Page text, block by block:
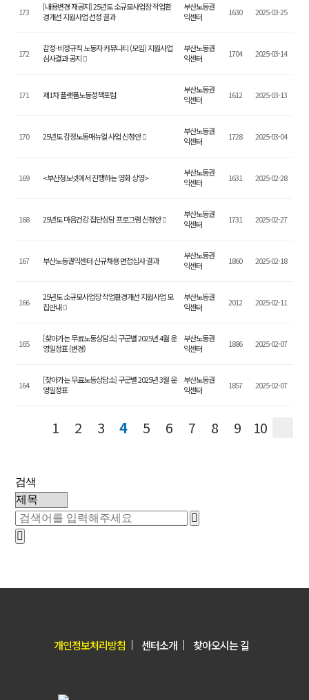
173
[내용변경 재공지] 25년도 소규모사업장 작업환
경개선 지원사업 선정 결과
부산노동권
익센터
1630 2025-03-25
172
감정-비정규직 노동자 커뮤니티 (모임) 지원사업
심사결과 공지
부산노동권
익센터
1704 2025-03-14
171 제1차 플랫폼노동정책포럼
부산노동권
익센터
1612 2025-03-13
170 25년도 감정노동매뉴얼 사업 신청안
부산노동권
익센터
1728 2025-03-04
169 <부산청노넷에서 진행하는 영화 상영>
부산노동권
익센터
1631 2025-02-28
168 25년도 마음건강 집단상담 프로그램 신청안
부산노동권
익센터
1731 2025-02-27
167 부산노동권익센터 신규채용 면접심사 결과
부산노동권
익센터
1860 2025-02-18
166
25년도 소규모사업장 작업환경개선 지원사업 모
집안내
부산노동권
익센터
2012 2025-02-11
165
[찾아가는 무료노동상담소] 구군별 2025년 4월 운
영일정표 (변경)
부산노동권
익센터
1886 2025-02-07
164
[찾아가는 무료노동상담소] 구군별 2025년 3월 운
영일정표
부산노동권
익센터
1857 2025-02-07
1 2 3 4 5 6 7 8 9 10
검색
개인정보처리방침 센터소개 찾아오시는 길